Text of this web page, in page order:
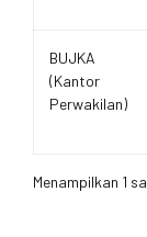
BUJKA
(Kantor
Perwakilan)
Menampilkan 1